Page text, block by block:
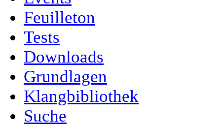
Feuilleton
Tests
Downloads
Grundlagen
Klangbibliothek
Suche